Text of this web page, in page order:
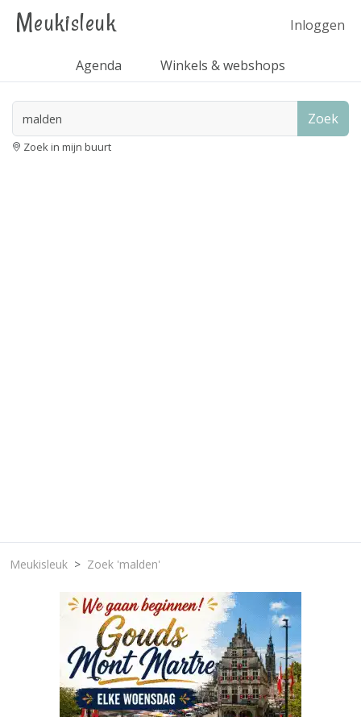
Meukisleuk Inloggen
Agenda Winkels & webshops
Zoek
Zoek in mijn buurt
Meukisleuk Zoek 'malden'